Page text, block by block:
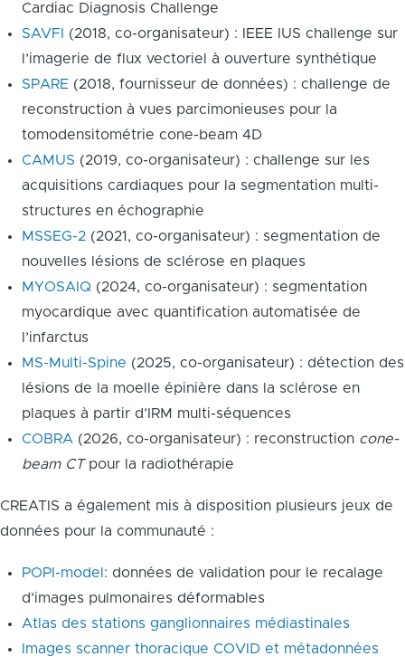
Cardiac Diagnosis Challenge
SAVFI
(2018, co-organisateur) : IEEE IUS challenge sur
l’imagerie de flux vectoriel à ouverture synthétique
SPARE (2018, fournisseur de données) : challenge de
reconstruction à vues parcimonieuses pour la
tomodensitométrie cone-beam 4D
CAMUS (2019, co-organisateur) : challenge sur les
acquisitions cardiaques pour la segmentation multi-
structures en échographie
MSSEG-2 (2021, co-organisateur) : segmentation de
nouvelles lésions de sclérose en plaques
MYOSAIQ (2024, co-organisateur) : segmentation
myocardique avec quantification automatisée de
l’infarctus
MS-Multi-Spine (2025, co-organisateur) : détection des
lésions de la moelle épinière dans la sclérose en
plaques à partir d’IRM multi-séquences
COBRA (2026, co-organisateur) : reconstruction cone-
beam CTpour la radiothérapie
CREATIS a également mis à disposition plusieurs jeux de
données pour la communauté :
POPI-model : données de validation pour le recalage
d’images pulmonaires déformables
Atlas des stations ganglionnaires médiastinales
Images scanner thoracique COVID et métadonnées